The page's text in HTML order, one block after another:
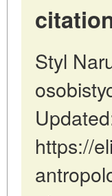
Styl
https://